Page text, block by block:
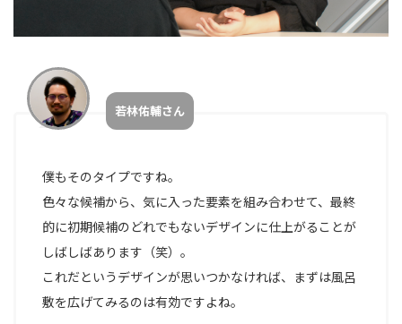
若林佑輔さん
僕もそのタイプですね。
色々な候補から、気に入った要素を組み合わせて、最終
的に初期候補のどれでもないデザインに仕上がることが
しばしばあります（笑）。
これだというデザインが思いつかなければ、まずは風呂
敷を広げてみるのは有効ですよね。